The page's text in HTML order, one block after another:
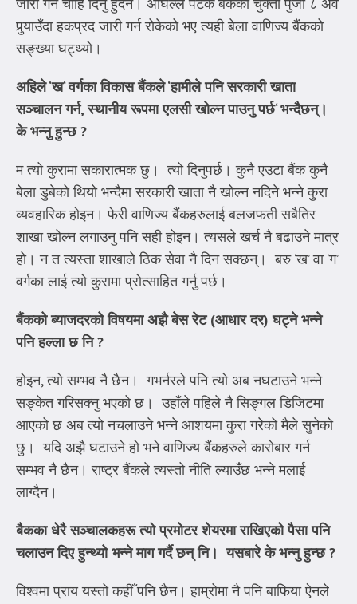
पुर्‍याउँदा हकप्रद जारी गर्न रोकेको भए त्यही बेला वाणिज्य बैंकको
सङ्ख्या घट्थ्यो।
अहिले‘ख‘वर्गका विकास बैंकले‘हामीले पनि सरकारी खाता
सञ्चालन गर्न,स्थानीय रूपमा एलसी खोल्न पाउनु पर्छ‘भन्दैछन्।
के भन्नु हुन्छ?
म त्यो कुरामा सकारात्मक छु। त्यो दिनुपर्छ। कुनै एउटा बैंक कुनै
बेला डुबेको थियो भन्दैमा सरकारी खाता नै खोल्न नदिने भन्ने कुरा
व्यवहारिक होइन। फेरी वाणिज्य बैंकहरुलाई बलजफती सबैतिर
शाखा खोल्न लगाउनु पनि सही होइन। त्यसले खर्च नै बढाउने मात्र
हो। न त त्यस्ता शाखाले ठिक सेवा नै दिन सक्छन्। बरु ‘ख’ वा ‘ग’
वर्गका लाई त्यो कुरामा प्रोत्साहित गर्नु पर्छ।
बैंकको ब्याजदरको विषयमा अझै बेस रेट (आधार दर) घट्ने भन्ने
पनि हल्ला छ नि?
होइन, त्यो सम्भव नै छैन। गभर्नरले पनि त्यो अब नघटाउने भन्ने
सङ्केत गरिसक्नु भएको छ। उहाँले पहिले नै सिङ्गल डिजिटमा
आएको छ अब त्यो नचलाउने भन्ने आशयमा कुरा गरेको मैले सुनेको
छु। यदि अझै घटाउने हो भने वाणिज्य बैंकहरुले कारोबार गर्न
सम्भव नै छैन। राष्ट्र बैंकले त्यस्तो नीति ल्याउँछ भन्ने मलाई
लाग्दैन।
बैकका धेरै सञ्चालकहरू त्यो प्रमोटर शेयरमा राखिएको पैसा पनि
चलाउन दिए हुन्थ्यो भन्ने माग गर्दै छन् नि। यसबारे के भन्नु हुन्छ?
विश्वमा प्राय यस्तो कहीँ पनि छैन। हाम्रोमा नै पनि बाफिया ऐनले